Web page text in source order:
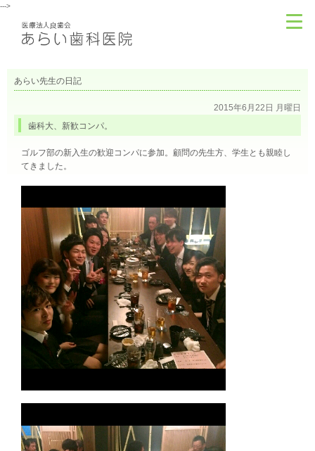
--->
あらい先生の日記
2015年6月22日 月曜日
歯科大、新歓コンパ。
ゴルフ部の新入生の歓迎コンパに参加。顧問の先生方、学生とも親睦し
てきました。